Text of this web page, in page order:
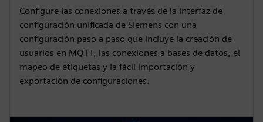
Configure las conexiones a través de la interfaz de
configuración unificada de Siemens con una
configuración paso a paso que incluye la creación de
usuarios en MQTT, las conexiones a bases de datos, el
mapeo de etiquetas y la fácil importación y
exportación de configuraciones.